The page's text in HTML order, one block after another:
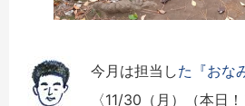
今月は担当した『おな
〈11/30（月）（本日